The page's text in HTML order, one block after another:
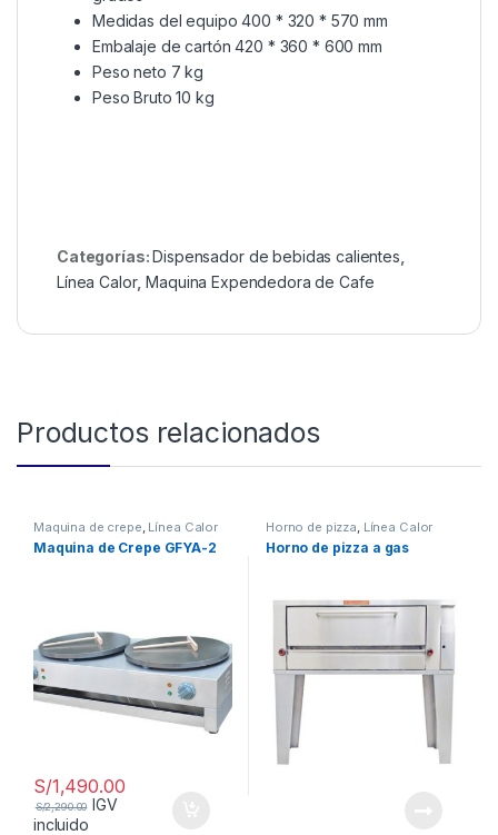
Medidas del equipo 400 * 320 * 570 mm
Embalaje de cartón 420 * 360 * 600 mm
Peso neto 7 kg
Peso Bruto 10 kg
Categorías:Dispensador de bebidas calientes
Línea Calor,Maquina Expendedora de Cafe
Productos relacionados
Maquina de crepe, Línea Calor
Maquina de Crepe GFYA-2
S/1,490.00
S/2,290.00 IGV
incluido
Horno de pizza, Línea Calor
Horno de pizza a gas